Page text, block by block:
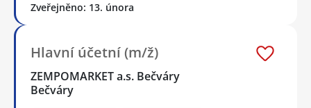
Zveřejněno: 13. února
Hlavní účetní (m/ž)
ZEMPOMARKET a.s. Bečváry
Bečváry